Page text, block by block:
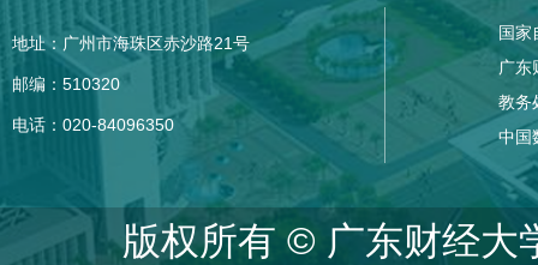
地址：广州市海珠区赤沙路21号
邮编：510320
电话：020-84096350
国家
广东
教务
中国
版权所有 © 广东财经大